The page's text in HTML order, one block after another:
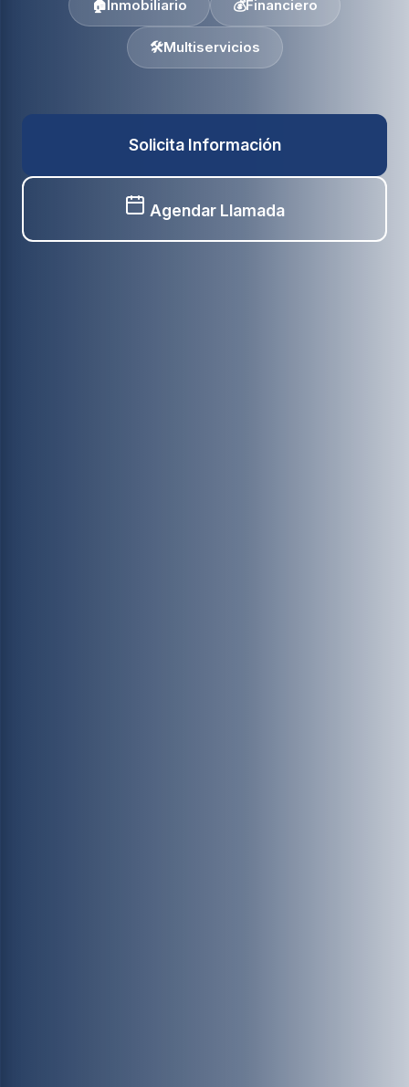
🏠Inmobiliario 💰Financiero
🛠️Multiservicios
Solicita Información
Agendar Llamada